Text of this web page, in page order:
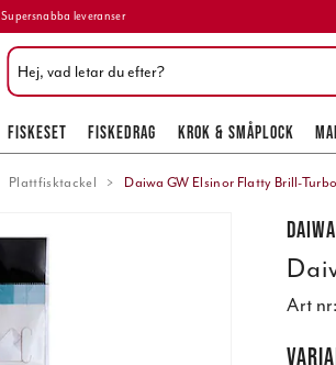
Supersnabba leveranser
FISKESET FISKEDRAG KROK & SMÅPLOCK
Plattfisktackel Daiwa GW Elsinor Flatty Brill-
Daiwa
Art nr: